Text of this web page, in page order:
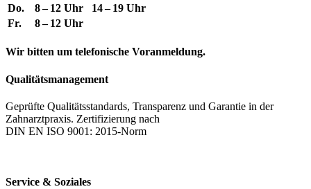
Do.
8 – 12 Uhr
14 – 19 Uhr
Fr.
8 – 12 Uhr
Wir bitten um telefonische Voranmeldung.
Qualitätsmanagement
Geprüfte Qualitätsstandards, Transparenz und Garantie in der
Zahnarztpraxis. Zertifizierung nach
DIN EN ISO 9001: 2015-Norm
Service & Soziales